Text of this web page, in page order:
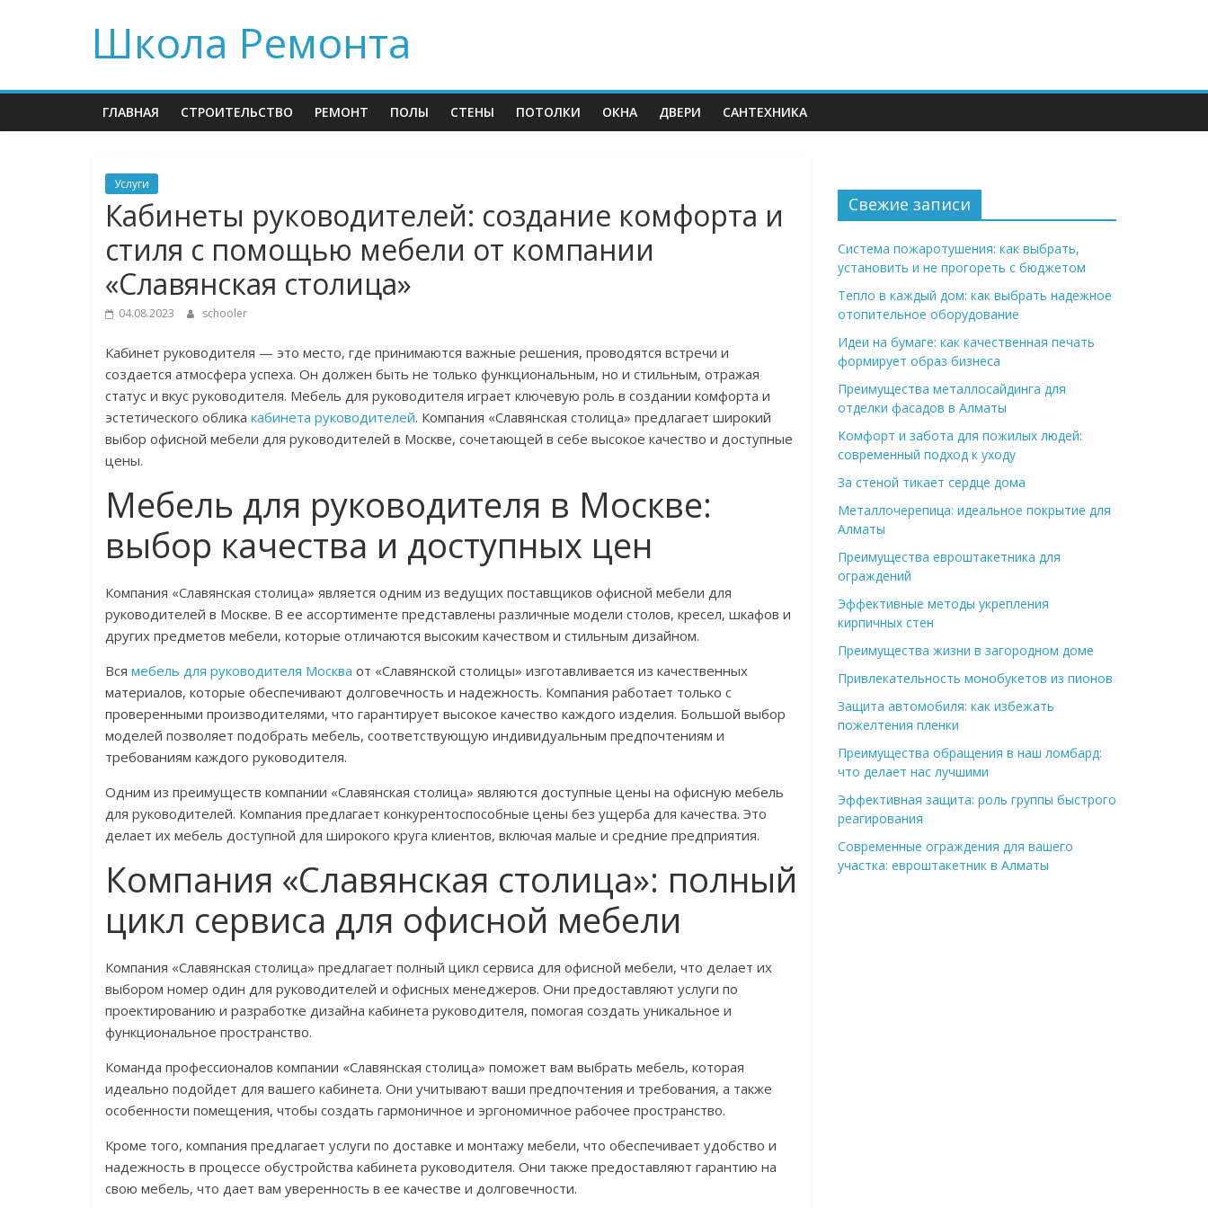
Школа Ремонта
ГЛАВНАЯ СТРОИТЕЛЬСТВО РЕМОНТ ПОЛЫ СТЕНЫ ПОТОЛКИ ОКНА ДВЕРИ САНТЕХНИКА
Услуги
Кабинеты руководителей: создание комфорта и
стиля с помощью мебели от компании
«Славянская столица»
04.08.2023 schooler
Кабинет руководителя — это место, где принимаются важные решения, проводятся встречи и
создается атмосфера успеха. Он должен быть не только функциональным, но и стильным, отражая
статус и вкус руководителя. Мебель для руководителя играет ключевую роль в создании комфорта и
эстетического облика кабинета руководителей. Компания «Славянская столица» предлагает широкий
выбор офисной мебели для руководителей в Москве, сочетающей в себе высокое качество и доступные
цены.
Мебель для руководителя в Москве:
выбор качества и доступных цен
Компания «Славянская столица» является одним из ведущих поставщиков офисной мебели для
руководителей в Москве. В ее ассортименте представлены различные модели столов, кресел, шкафов и
других предметов мебели, которые отличаются высоким качеством и стильным дизайном.
Вся мебель для руководителя Москва от «Славянской столицы» изготавливается из качественных
материалов, которые обеспечивают долговечность и надежность. Компания работает только с
проверенными производителями, что гарантирует высокое качество каждого изделия. Большой выбор
моделей позволяет подобрать мебель, соответствующую индивидуальным предпочтениям и
требованиям каждого руководителя.
Одним из преимуществ компании «Славянская столица» являются доступные цены на офисную мебель
для руководителей. Компания предлагает конкурентоспособные цены без ущерба для качества. Это
делает их мебель доступной для широкого круга клиентов, включая малые и средние предприятия.
Компания «Славянская столица»: полный
цикл сервиса для офисной мебели
Компания «Славянская столица» предлагает полный цикл сервиса для офисной мебели, что делает их
выбором номер один для руководителей и офисных менеджеров. Они предоставляют услуги по
проектированию и разработке дизайна кабинета руководителя, помогая создать уникальное и
функциональное пространство.
Команда профессионалов компании «Славянская столица» поможет вам выбрать мебель, которая
идеально подойдет для вашего кабинета. Они учитывают ваши предпочтения и требования, а также
особенности помещения, чтобы создать гармоничное и эргономичное рабочее пространство.
Кроме того, компания предлагает услуги по доставке и монтажу мебели, что обеспечивает удобство и
надежность в процессе обустройства кабинета руководителя. Они также предоставляют гарантию на
свою мебель, что дает вам уверенность в ее качестве и долговечности.
Свежие записи
Система пожаротушения: как выбрать,
установить и не прогореть с бюджетом
Тепло в каждый дом: как выбрать надежное
отопительное оборудование
Идеи на бумаге: как качественная печать
формирует образ бизнеса
Преимущества металлосайдинга для
отделки фасадов в Алматы
Комфорт и забота для пожилых людей:
современный подход к уходу
За стеной тикает сердце дома
Металлочерепица: идеальное покрытие для
Алматы
Преимущества евроштакетника для
ограждений
Эффективные методы укрепления
кирпичных стен
Преимущества жизни в загородном доме
Привлекательность монобукетов из пионов
Защита автомобиля: как избежать
пожелтения пленки
Преимущества обращения в наш ломбард:
что делает нас лучшими
Эффективная защита: роль группы быстрого
реагирования
Современные ограждения для вашего
участка: евроштакетник в Алматы